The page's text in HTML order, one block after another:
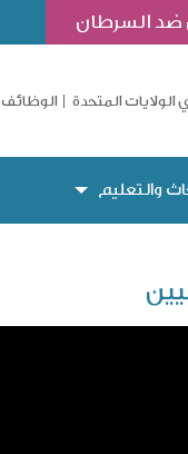
ضد السرطان
المتحدة الوظائف
والتعليم